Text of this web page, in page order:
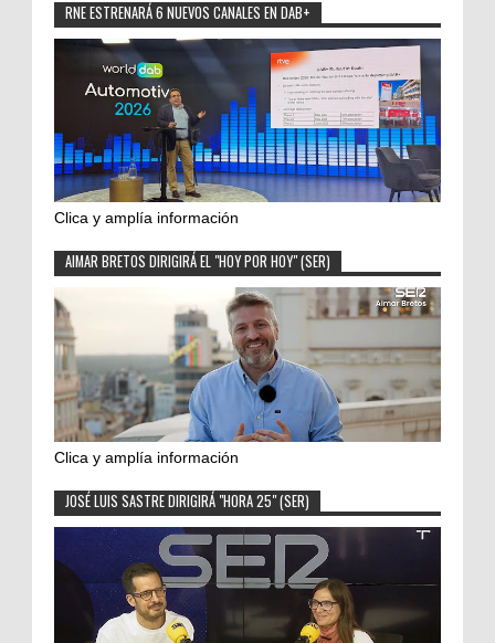
RNE ESTRENARÁ 6 NUEVOS CANALES EN DAB+
Clica y amplía información
AIMAR BRETOS DIRIGIRÁ EL "HOY POR HOY" (SER)
Clica y amplía información
JOSÉ LUIS SASTRE DIRIGIRÁ "HORA 25" (SER)